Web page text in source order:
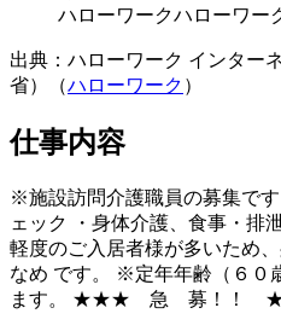
ハローワークハローワー
出典：ハローワーク インター
省）（ハローワーク ）
仕事内容
※施設訪問介護職員の募集で
ェック ・身体介護、食事・
軽度のご入居者様が多いため
なめ です。 ※定年年齢（６０
ます。 ★★★ 急 募！！